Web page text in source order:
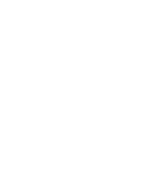
e a eficiência
com
e bem-estar